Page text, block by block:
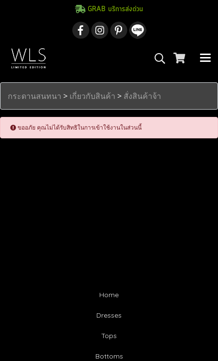
GRAB บริการส่งด่วน
กระดานสนทนา > เกี่ยวกับสินค้า > สั่งสินค้าจ้า
ขออภัย คุณไม่ได้รับสิทธิในการเข้าใช้งานในส่วนนี้
Home
Dresses
Tops
Bottoms